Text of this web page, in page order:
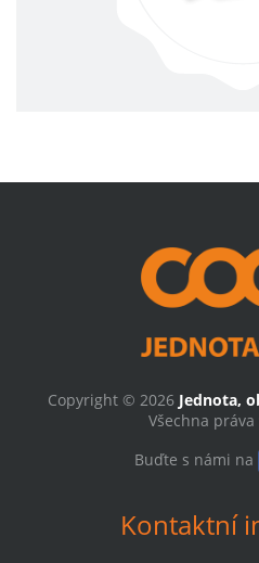
Copyright © 2026 Jednota,
Všechna
Buďte s námi na
Kontaktní